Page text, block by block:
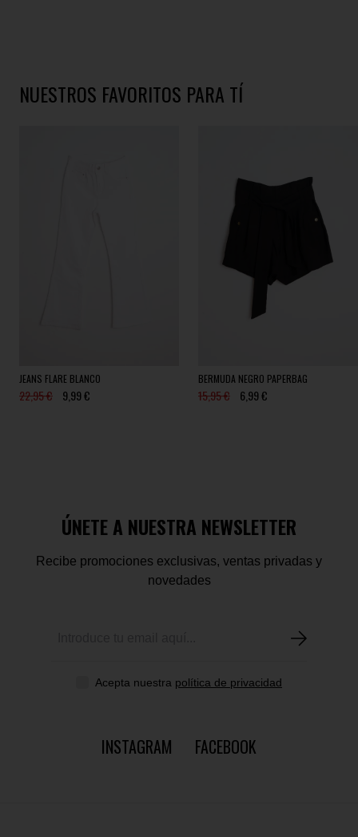
NUESTROS FAVORITOS PARA TÍ
JEANS FLARE BLANCO
22,95 € 9,99 €
BERMUDA NEGRO PAPERBAG
15,95 € 6,99 €
ÚNETE A NUESTRA NEWSLETTER
Recibe promociones exclusivas, ventas privadas y
novedades
Acepta nuestra política de privacidad
INSTAGRAM FACEBOOK